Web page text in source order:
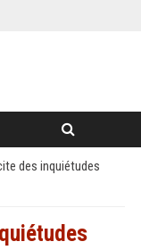
des inquiétudes